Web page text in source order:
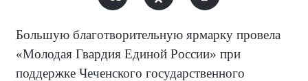
Большую благотворительную ярмарку провела
«Молодая Гвардия Единой России» при
поддержке Чеченского государственного